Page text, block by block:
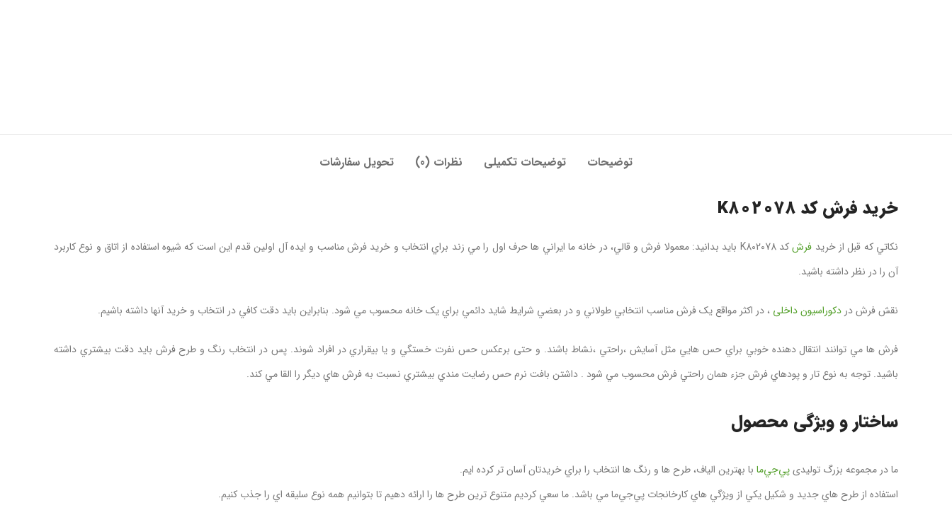
توضیحات توضیحات تکمیلی نظرات (0) تحویل سفارشات
خرید فرش کد K802078
نکاتي که قبل از خرید فرش
کد K802078 بايد بدانيد: معمولا فرش و قالي، در خانه ما ايراني ها حرف اول را مي زند براي انتخاب و خريد فرش مناسب و ايده آل اولين قدم اين است که شيوه استفاده از اتاق و نوع کاربرد
آن را در نظر داشته باشيد.
نقش فرش در دکوراسیون داخلی ، در اکثر مواقع يک فرش مناسب انتخابي طولاني و در بعضي شرايط شايد دائمي براي يک خانه محسوب مي شود. بنابراين بايد دقت کافي در انتخاب و خريد آنها داشته باشيم.
فرش ها مي توانند انتقال دهنده خوبي براي حس هايي مثل آسايش ،راحتي ،نشاط باشند. و حتی برعکس حس نفرت خستگي و يا بيقراري در افراد شوند. پس در انتخاب رنگ و طرح فرش بايد دقت بيشتري داشته
باشید. توجه به نوع تار و پودهاي فرش جزء همان راحتي فرش محسوب مي شود . داشتن بافت نرم حس رضايت مندي بيشتري نسبت به فرش هاي ديگر را القا مي کند.
ساختار و ويژگی محصول
ما در مجموعه بزرگ تولیدیپي‌جي‌ما با بهترين الياف، طرح ها و رنگ ها انتخاب را براي خريدتان آسان تر کرده ايم.
استفاده از طرح هاي جديد و شکيل يکي از ويژگي هاي کارخانجات پي‌جي‌ما مي باشد. ما سعي کرديم متنوع ترين طرح ها را ارائه دهيم تا بتوانيم همه نوع سليقه اي را جذب کنيم.